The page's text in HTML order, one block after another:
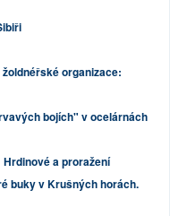
organizace:
bojích" v ocelárnách
Hrdinové a proražení
buky v Krušných horách.